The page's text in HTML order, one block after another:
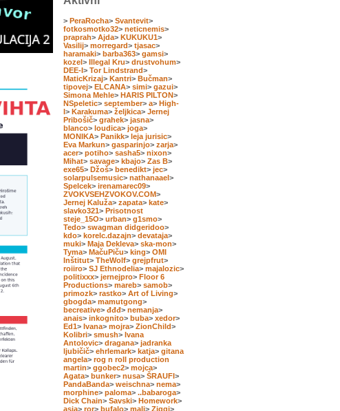
> PeraRocha> Svantevit>
fotkosmotko32> neticnemis>
praprah> Ajda> KUKUKU1>
Vasilij> morregard> tjasac>
haramaki> barba363> gamsi>
kozel> Illegal Kru> drustvohum>
DEE-I> Tor Lindstrand>
MaticKrizaj> Kantri> Bučman>
tipovej> ELCANA> simi> gazui>
Simona Mehle> HARIS PILTON>
NSpeletic> september> a> High-
I> Karakuma> željkica> Jernej
Pribošič> grahek> jasna>
blanco> loudica> joga>
MONIKA> Panikk> leja jurisic>
Eva Markun> gasparinjo> zarja>
acer> potiho> sasha5> nixon>
Mihat> savage> kbajo> Zas B>
exe65> Džoš> benedikt> jec>
solarpulsemusic> nathanaael>
Spelcek> irenamarec09>
ZVOKVSEHZVOKOV.COM>
Jernej Kaluža> zapata> kate>
slavko321> Prisotnost
steje_15O> urban> g1smo>
Tedo> swagman didgeridoo>
kdo> korelc.dazajn> devataja>
muki> Maja Dekleva> ska-mon>
Tyma> MačuPiču> king> OMI
Inštitut> TheWolf> grejpfrut>
roiiro> SJ Ethnodelia> majalozic>
politixxx> jernejpro> Floor 6
Productions> mareb> samob>
primozk> rastko> Art of Living>
gbogda> mamutgong>
becreative> đđđ> nemanja>
anais> inkognito> buba> xedor>
Ed1> Ivana> mojra> ZionChild>
Kolibri> smush> Ivana
Antolovic> dragana> jadranka
ljubičič> ehrlemark> katja> gitana
angela> rog n roll production
martin> ggobec2> mojca>
Agata> bunker> nusa> ŠRAUFI>
PandaBanda> weischna> nema>
morphine> paloma> ..babaroga>
Dick Chain> Savski> Homework>
asja> ror> bufalo> mali> Ziggi>